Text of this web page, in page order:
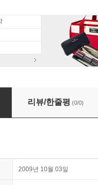
리뷰/한줄평 (0/0)
2009년 10월 03일